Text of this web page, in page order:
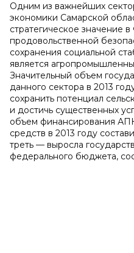
Одним из важнейших
экономики Самарской
стратегическое значение
продовольственной
сохранения социальной
является
Значительный объем
данного сектора в 2013
сохранить потенциал
и достичь существенных
объем финансирования
средств в 2013 году
треть — выросла
федерального бюджета,